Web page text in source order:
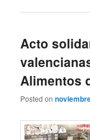
Acto
Alimentos
Posted on